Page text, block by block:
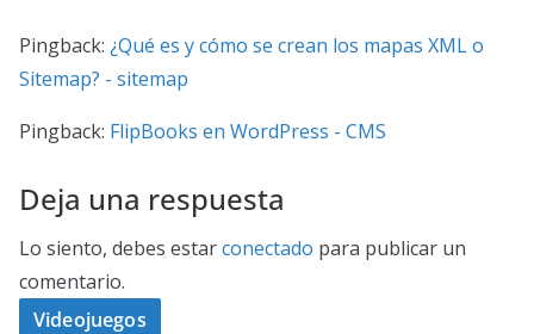
Pingback: ¿Qué es y cómo se crean los mapas XML o
Sitemap? - sitemap
Pingback: FlipBooks en WordPress - CMS
Deja una respuesta
Lo siento, debes estarconectado para publicar un
comentario.
Videojuegos